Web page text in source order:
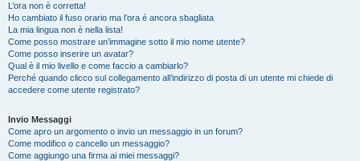
L’ora non è corretta!
Ho cambiato il fuso orario ma l’ora è ancora sbagliata
La mia lingua non è nella lista!
Come posso mostrare un’immagine sotto il mio nome utente?
Come posso inserire un avatar?
Qual è il mio livello e come faccio a cambiarlo?
Perché quando clicco sul collegamento all’indirizzo di posta di un utente mi chiede di
accedere come utente registrato?
Invio Messaggi
Come apro un argomento o invio un messaggio in un forum?
Come modifico o cancello un messaggio?
Come aggiungo una firma ai miei messaggi?